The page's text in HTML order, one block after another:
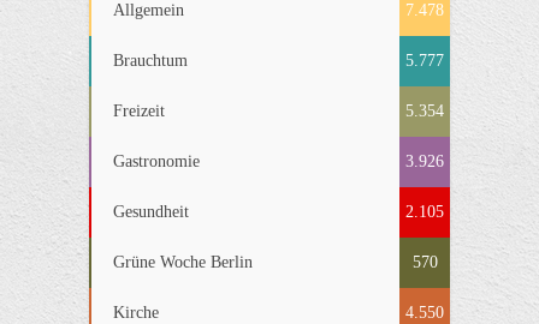
Allgemein 7.478
Brauchtum 5.777
Freizeit 5.354
Gastronomie 3.926
Gesundheit 2.105
Grüne Woche Berlin 570
Kirche 4.550